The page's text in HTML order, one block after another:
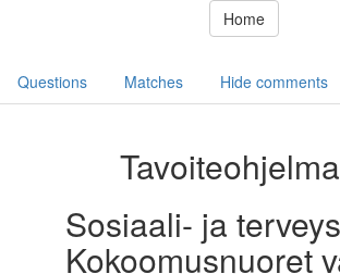
Home
Questions Matches Hide comments
Sosiaali- ja
Kokoomusnuoret